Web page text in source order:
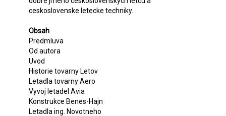
ceskoslovenske letecke techniky.
Obsah
Predmluva
Od autora
Uvod
Historie tovarny Letov
Letadla tovarny Aero
Vyvoj letadel Avia
Konstrukce Benes-Hajn
Letadla ing. Novotneho